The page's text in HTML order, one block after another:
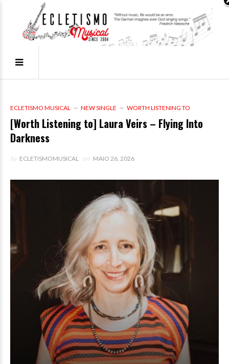
ECLETISMO MUSICAL NEW SINGLE WORTH LISTENING TO
[Worth Listening to] Laura Veirs – Flying Into
Darkness
by ECLETISMOMUSICAL on MAIO 26, 2026